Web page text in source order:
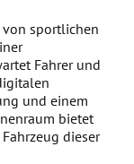
von sportlichen
Fahrer und
und einem
bietet
dieser